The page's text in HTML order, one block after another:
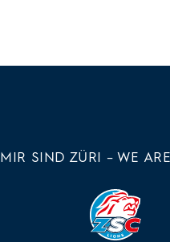
MIR SIND ZÜRI – WE